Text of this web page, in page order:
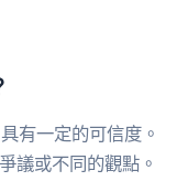
有一定的可信度。
議或不同的觀點。